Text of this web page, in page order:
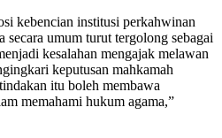
kebencian institusi perkahwinan
secara umum turut tergolong sebagai
kesalahan mengajak melawan
keputusan mahkamah
itu boleh membawa
memahami hukum agama,”